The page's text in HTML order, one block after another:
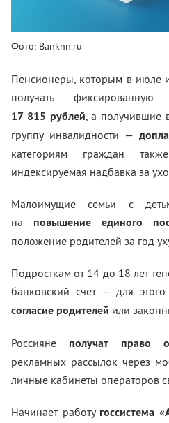
Фото: Banknn.ru
Пенсионеры, которым в июле
получать фиксированную
17 815 рублей, а получившие
группу инвалидности —
категориям граждан
индексируемая надбавка за
Малоимущие семьи с
на повышение единого
положение родителей за год
Подросткам от 14 до 18 лет
банковский счет — для этого
согласие родителей или
Россияне получат право
рекламных рассылок через
личные кабинеты операторов
Начинает работу госсистема